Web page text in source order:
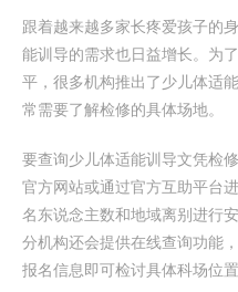
跟着越来越多家长疼爱孩子的
能训导的需求也日益增长。为
平，很多机构推出了少儿体适
常需要了解检修的具体场地。
要查询少儿体适能训导文凭检
官方网站或通过官方互助平台
名东说念主数和地域离别进行
分机构还会提供在线查询功能，
报名信息即可检讨具体科场位置